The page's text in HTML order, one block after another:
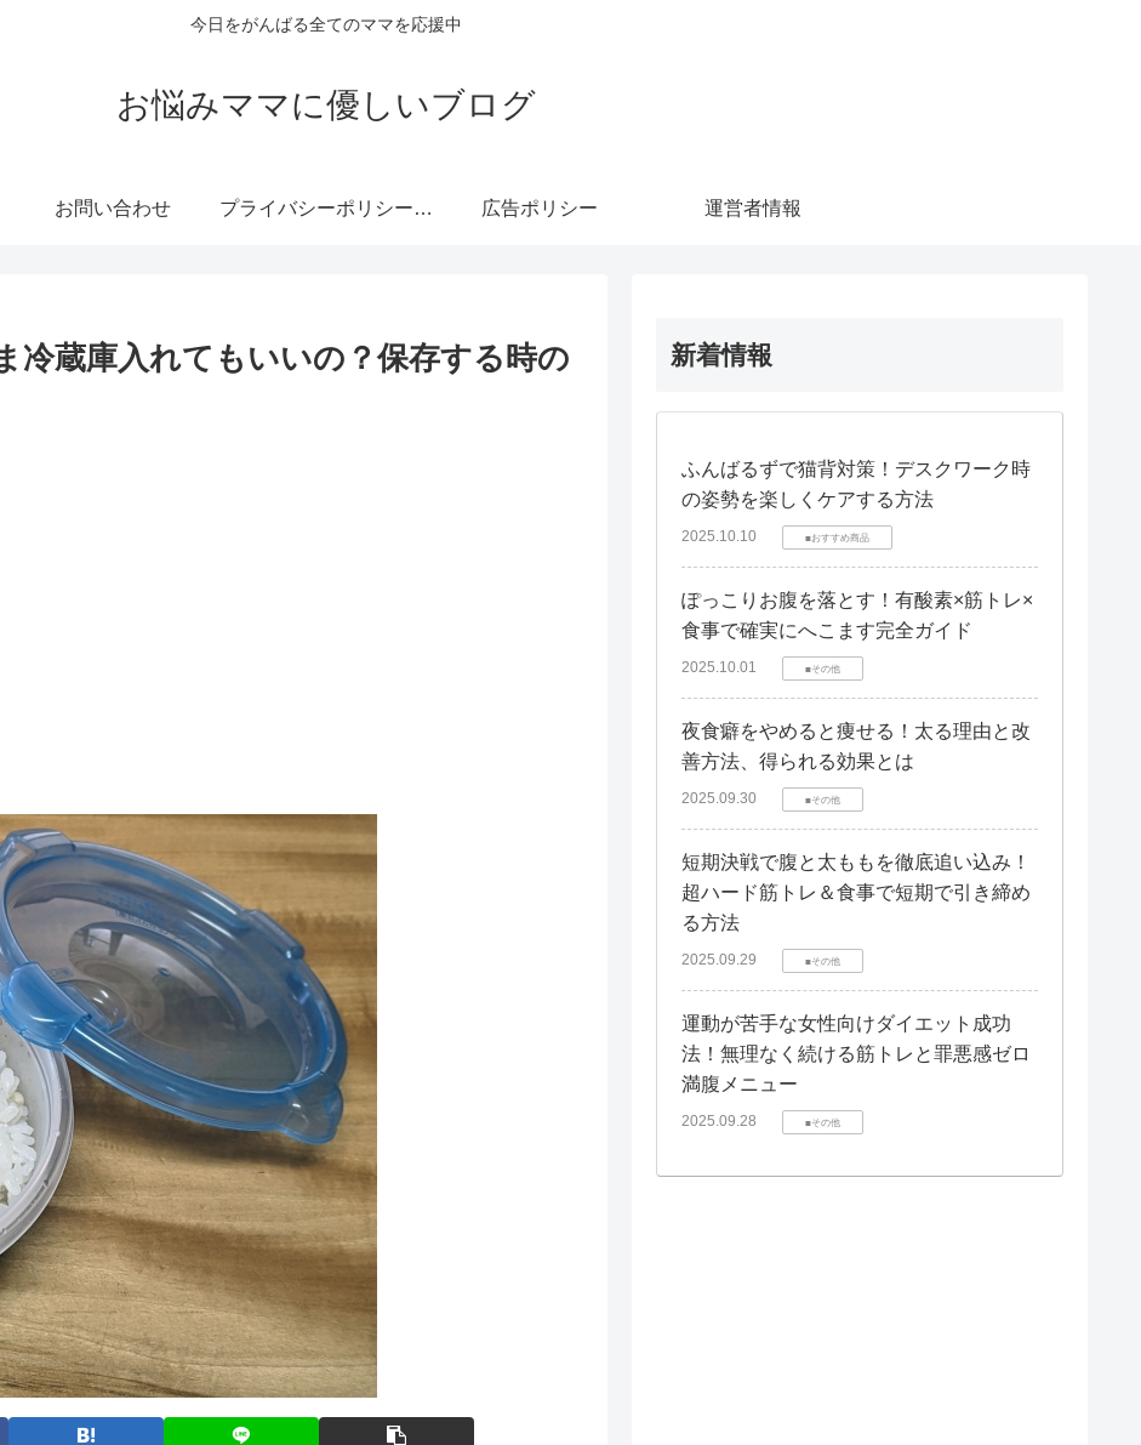
今日をがんばる全てのママを応援中
お悩みママに優しいブログ
お問い合わせ プライバシーポリシー・免責事項 広告ポリシー 運営者情報
冷蔵庫入れてもいいの？保存する時の
新着情報
ふんばるずで猫背対策！デスクワーク時
の姿勢を楽しくケアする方法
2025.10.10 ■おすすめ商品
ぽっこりお腹を落とす！有酸素×筋トレ×
食事で確実にへこます完全ガイド
2025.10.01 ■その他
夜食癖をやめると痩せる！太る理由と改
善方法、得られる効果とは
2025.09.30 ■その他
短期決戦で腹と太ももを徹底追い込み！
超ハード筋トレ＆食事で短期で引き締め
る方法
2025.09.29 ■その他
運動が苦手な女性向けダイエット成功
法！無理なく続ける筋トレと罪悪感ゼロ
満腹メニュー
2025.09.28 ■その他